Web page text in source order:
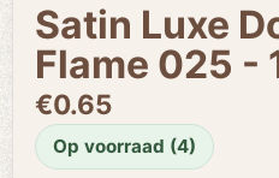
Satin Luxe
Flame 025 -
€0.65
Op voorraad (4)